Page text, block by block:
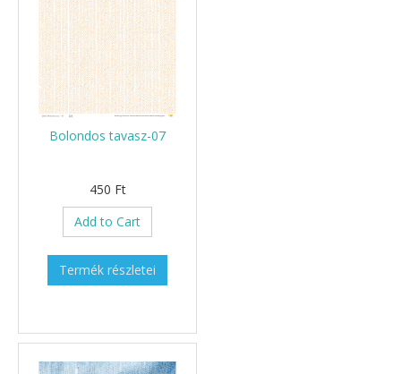
Bolondos tavasz-07
450 Ft
Add to Cart
Termék részletei